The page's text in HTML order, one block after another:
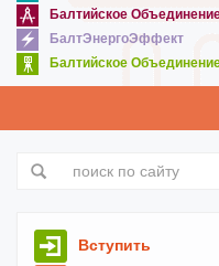
Балтийское
БалтЭнергоЭффект
Балтийское
Вступить